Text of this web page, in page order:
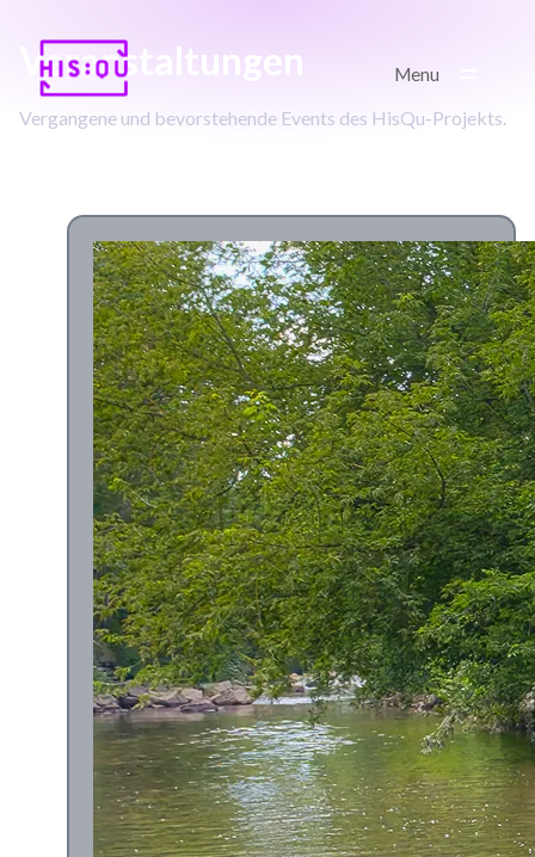
Menu
GitHub
Imprint/GDPR
© 2025, HisQu — e-Research
Project
Veranstaltungen
Vergangene und bevorstehende Events des HisQu-Projekts.